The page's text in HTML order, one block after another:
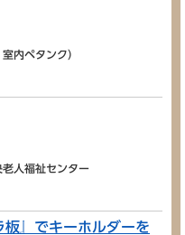
内ペタンク）
老人福祉センター
』でキーホルダーを